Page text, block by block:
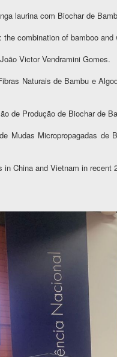
laurina com Biochar de
combination of bamboo
Victor Vendramini Gomes.
Naturais de Bambu e
de Produção de Biochar de
Mudas Micropropagadas
in China and Vietnam in recent